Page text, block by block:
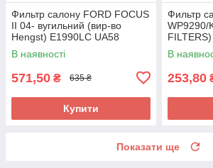
Фильтр салону FORD FOCUS
II 04- вугильний (вир-во
Hengst) E1990LC UA58
В наявності
571,50 ₴ 635 ₴
Купити
Фильтр
WP9290/
В
253,80
Показати ще